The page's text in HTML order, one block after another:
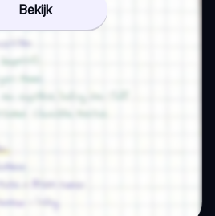
Bekijk